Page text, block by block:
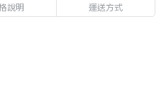
說明 運送方式